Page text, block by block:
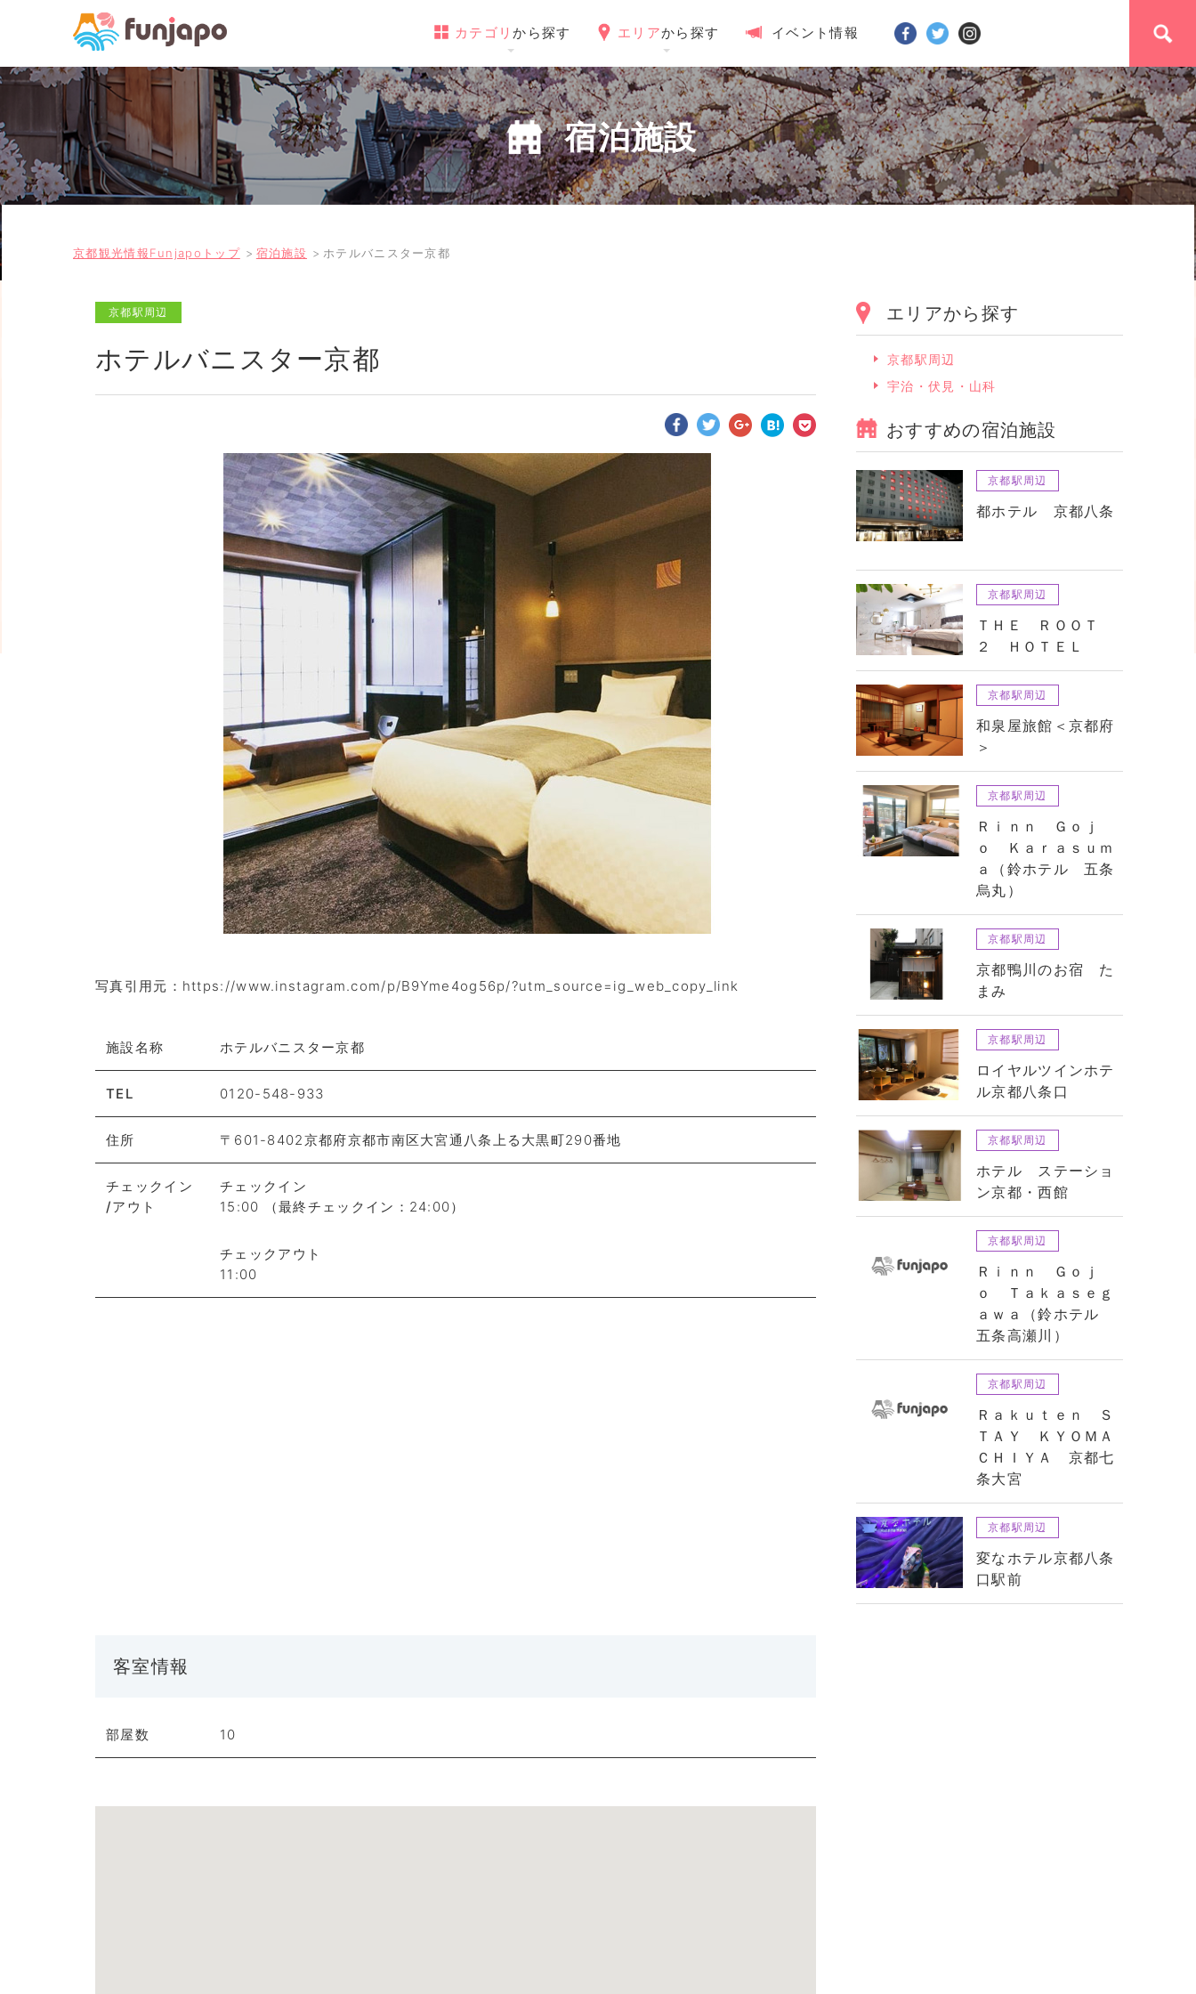
カテゴリから探す エリアから探す イベント情報
宿泊施設
京都観光情報Funjapoトップ 宿泊施設 ホテルバニスター京都
京都駅周辺
ホテルバニスター京都
写真引用元：https://www.instagram.com/p/B9Yme4og56p/?utm_source=ig_web_copy_link
施設名称 ホテルバニスター京都
TEL 0120-548-933
住所 〒601-8402京都府京都市南区大宮通八条上る大黒町290番地
チェックイン
/アウト
チェックイン
15:00 （最終チェックイン：24:00）
チェックアウト
11:00
客室情報
部屋数 10
エリアから探す
京都駅周辺
宇治・伏見・山科
おすすめの宿泊施設
京都駅周辺
都ホテル 京都八条
京都駅周辺
ＴＨＥ ＲＯＯＴ
２ ＨＯＴＥＬ
京都駅周辺
和泉屋旅館＜京都府
＞
京都駅周辺
Ｒｉｎｎ Ｇｏｊ
ｏ Ｋａｒａｓｕｍ
ａ（鈴ホテル 五条
烏丸）
京都駅周辺
京都鴨川のお宿 た
まみ
京都駅周辺
ロイヤルツインホテ
ル京都八条口
京都駅周辺
ホテル ステーショ
ン京都・西館
京都駅周辺
Ｒｉｎｎ Ｇｏｊ
ｏ Ｔａｋａｓｅｇ
ａｗａ（鈴ホテル
五条高瀬川）
京都駅周辺
Ｒａｋｕｔｅｎ Ｓ
ＴＡＹ ＫＹＯＭＡ
ＣＨＩＹＡ 京都七
条大宮
京都駅周辺
変なホテル京都八条
口駅前